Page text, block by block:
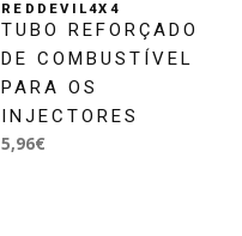
REDDEVIL4X4
TUBO REFORÇADO
DE COMBUSTÍVEL
PARA OS
INJECTORES
5,96€